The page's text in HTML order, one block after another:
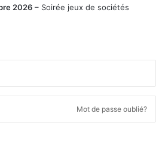
2026 – Soirée jeux de sociétés
Mot de passe oublié?